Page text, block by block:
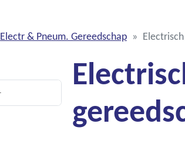
Electr & Pneum. Gereedschap